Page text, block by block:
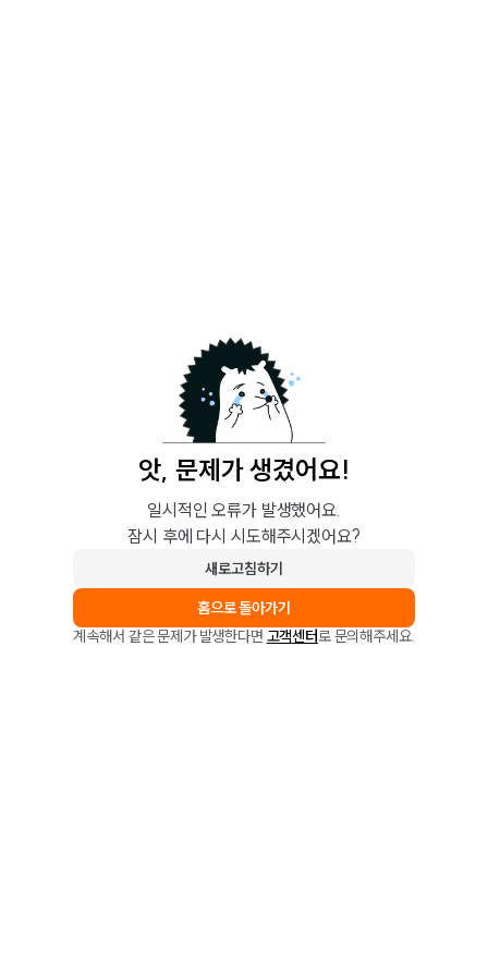
앗, 문제가 생겼어요!
일시적인 오류가 발생했어요.
잠시 후에 다시 시도해주시겠어요?
새로고침하기
홈으로 돌아가기
계속해서 같은 문제가 발생한다면 고객센터로 문의해주세요.